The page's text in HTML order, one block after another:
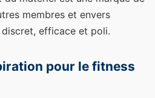
membres et envers
efficace et poli.
pour le fitness